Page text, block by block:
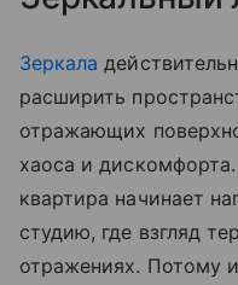
Зеркала
расширить
отражающих
хаоса и
квартира начинает
студию, где взгляд
отражениях. Потому